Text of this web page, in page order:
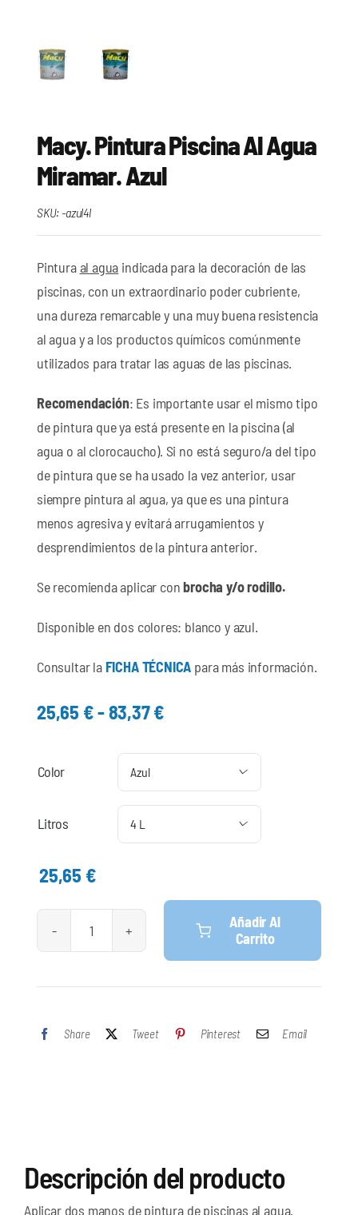
Macy. Pintura Piscina Al Agua
Miramar. Azul
SKU: -azul4l
Pinturaal agua indicada para la decoración de las
piscinas, con un extraordinario poder cubriente,
una dureza remarcable y una muy buena resistencia
al agua y a los productos químicos comúnmente
utilizados para tratar las aguas de las piscinas.
Recomendación: Es importante usar el mismo tipo
de pintura que ya está presente en la piscina (al
agua o al clorocaucho). Si no está seguro/a del tipo
de pintura que se ha usado la vez anterior, usar
siempre pintura al agua, ya que es una pintura
menos agresiva y evitará arrugamientos y
desprendimientos de la pintura anterior.
Se recomienda aplicar conbrocha y/o rodillo.
Disponible en dos colores: blanco y azul.
Consultar la FICHA TÉCNICA para más información.
25,65 €-83,37€Rango
precios:
25,65 €
83,37 €
Color 
Litros 
25,65 €
Macy.
Piscina
Agua
Añadir Al
Carrito
Share Tweet Pinterest Email
Descripción del producto
Aplicar dos manos de pintura de piscinas al agua.